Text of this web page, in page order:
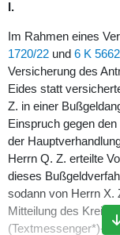
I.
Im Rahmen eines
1720/22 und 6 K
Versicherung des
Eides statt
Z. in einer
Einspruch gegen
der
Herrn Q. Z. erteilte
dieses
sodann von Herrn X.
Mitteilung des
(Textmessenger*)-